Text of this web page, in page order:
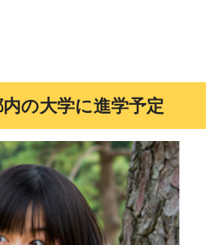
の大学に進学予定